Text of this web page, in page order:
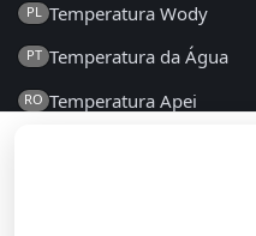
PL Temperatura Wody
PT Temperatura da Água
RO Temperatura Apei